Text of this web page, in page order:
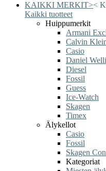
KAIKKI MERKIT><
Kaikki tuotteet
Huippumerkit
Armani
Calvin
Casio
Daniel
Diesel
Fossil
Guess
Ice-Watch
Skagen
Timex
Älykellot
Casio
Fossil
Skagen
Kategoriat